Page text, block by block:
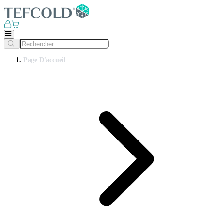
Page D'accueil